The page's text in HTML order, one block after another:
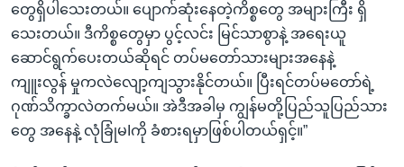
တွေရှိပါသေးတယ်။ ပျောက်ဆုံးနေတဲ့ကိစ္စတွေ အများကြီး ရှိ
သေးတယ်။ ဒီကိစ္စတွေမှာ ပွင့်လင်း မြင်သာစွာနဲ့ အရေးယူ
ဆောင်ရွက်ပေးတယ်ဆိုရင် တပ်မတော်သားများအနေနဲ့
ကျူးလွန် မှုကလဲလျော့ကျသွားနိုင်တယ်။ ပြီးရင်တပ်မတော်ရဲ့
ဂုဏ်သိက္ခာလဲတက်မယ်။ အဲဒီအခါမှ ကျွန်မတို့ပြည်သူပြည်သား
တွေ အနေနဲ့ လုံခြုံမIကို ခံစားရမှာဖြစ်ပါတယ်ရှင့်။”